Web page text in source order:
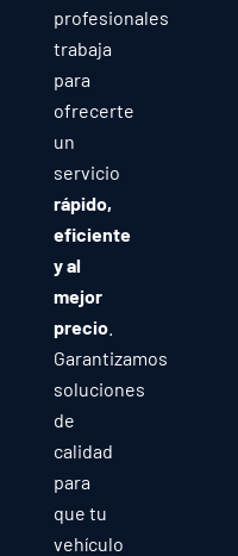
profesionales
trabaja
para
ofrecerte
un
servicio
rápido,
eficiente
y al
mejor
precio.
Garantizamos
soluciones
de
calidad
para
que tu
vehículo